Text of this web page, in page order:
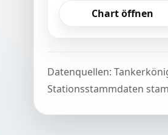
Chart öffnen
Datenquellen:
Stationsstammdaten